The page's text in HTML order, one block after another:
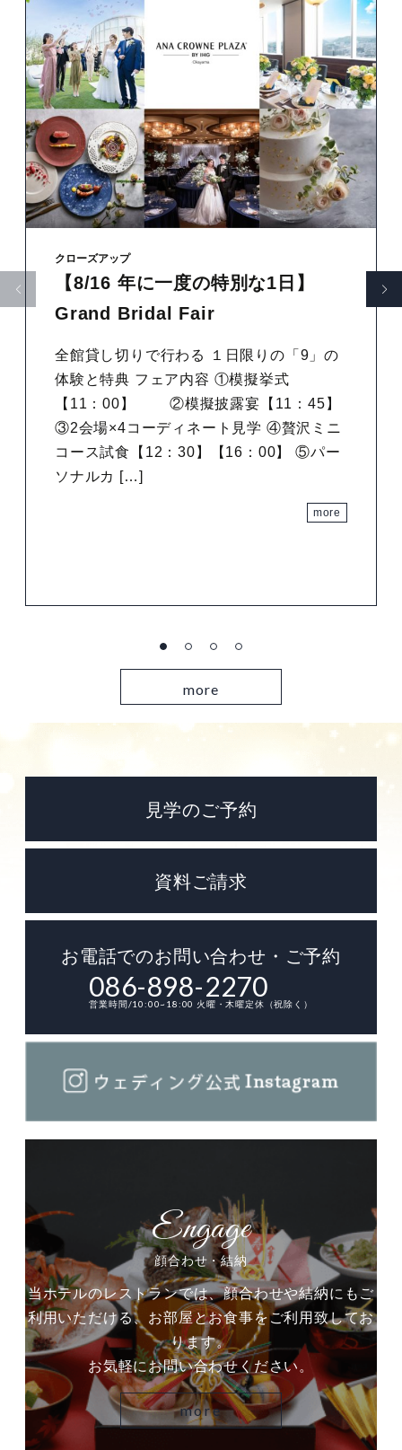
クローズアップ
【8/16 年に一度の特別な1日】
Grand Bridal Fair
全館貸し切りで行わる １日限りの「9」の
体験と特典 フェア内容 ①模擬挙式
【11：00】 ②模擬披露宴【11：45】
③2会場×4コーディネート見学 ④贅沢ミニ
コース試食【12：30】【16：00】 ⑤パー
ソナルカ […]
more
more
見学のご予約
資料ご請求
お電話でのお問い合わせ・ご予約
086-898-2270
営業時間/10:00~18:00 火曜・木曜定休（祝除く）
顔合わせ・結納
当ホテルのレストランでは、顔合わせや結納にもご
利用いただける、お部屋とお食事をご利用致してお
ります。
お気軽にお問い合わせください。
more